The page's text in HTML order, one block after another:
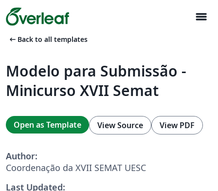
menu
arrow_left_alt Back to all templates
Modelo para Submissão -
Minicurso XVII Semat
Open as Template View Source View PDF
Author:
Coordenação da XVII SEMAT UESC
Last Updated: